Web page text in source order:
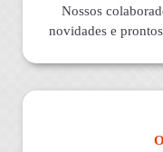
Nossos
novidades e